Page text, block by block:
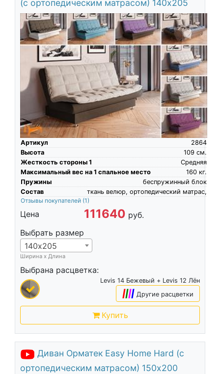
(с ортопедическим матрасом) 140х205
Артикул
2864
Высота
см.
109
Жесткость стороны 1
Средняя
Максимальный вес на 1 спальное место
кг.
160
Пружины
беспружинный блок
Состав
ткань велюр, ортопедический матрас,
Отзывы покупателей (1)
Цена 111640 руб.
Выбрать размер
140х205
Ширина х Длина
Выбрана расцветка:
Levis 14 Бежевый + Levis 12 Лён
|||| Другие расцветки
Купить
Диван Орматек Easy Home Hard (с
ортопедическим матрасом) 150х200